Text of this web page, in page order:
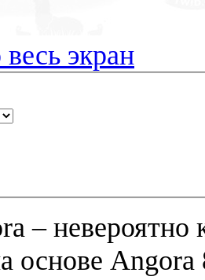
экран
–
основе